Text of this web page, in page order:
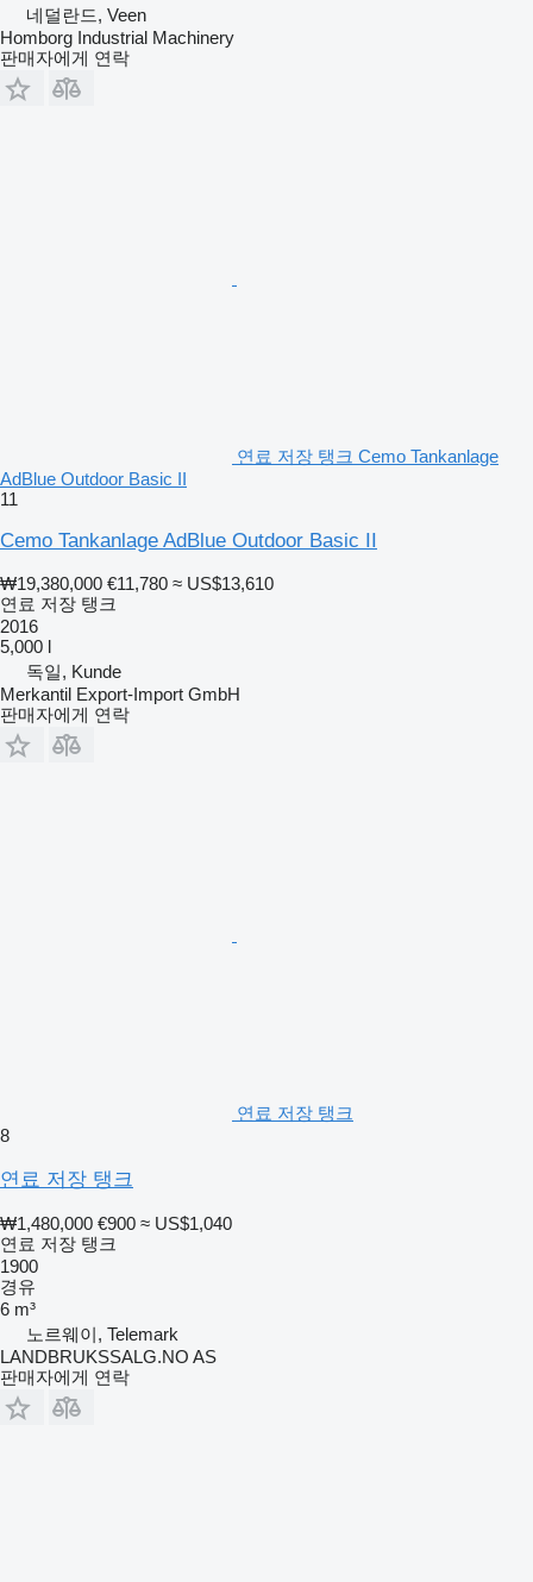
네덜란드, Veen
Homborg Industrial Machinery
판매자에게 연락
연료 저장 탱크 Cemo Tankanlage
AdBlue Outdoor Basic II
11
Cemo Tankanlage AdBlue Outdoor Basic II
₩19,380,000 €11,780 ≈ US$13,610
연료 저장 탱크
2016
5,000 l
독일, Kunde
Merkantil Export-Import GmbH
판매자에게 연락
연료 저장 탱크
8
연료 저장 탱크
₩1,480,000 €900 ≈ US$1,040
연료 저장 탱크
1900
경유
6 m³
노르웨이, Telemark
LANDBRUKSSALG.NO AS
판매자에게 연락